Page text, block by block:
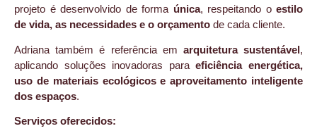
projeto é desenvolvido de forma única, respeitando o estilo
de vida, as necessidades e o orçamento de cada cliente.
Adriana também é referência em arquitetura sustentável,
aplicando soluções inovadoras paraeficiência energética,
uso de materiais ecológicos e aproveitamento inteligente
dos espaços.
Serviços oferecidos: